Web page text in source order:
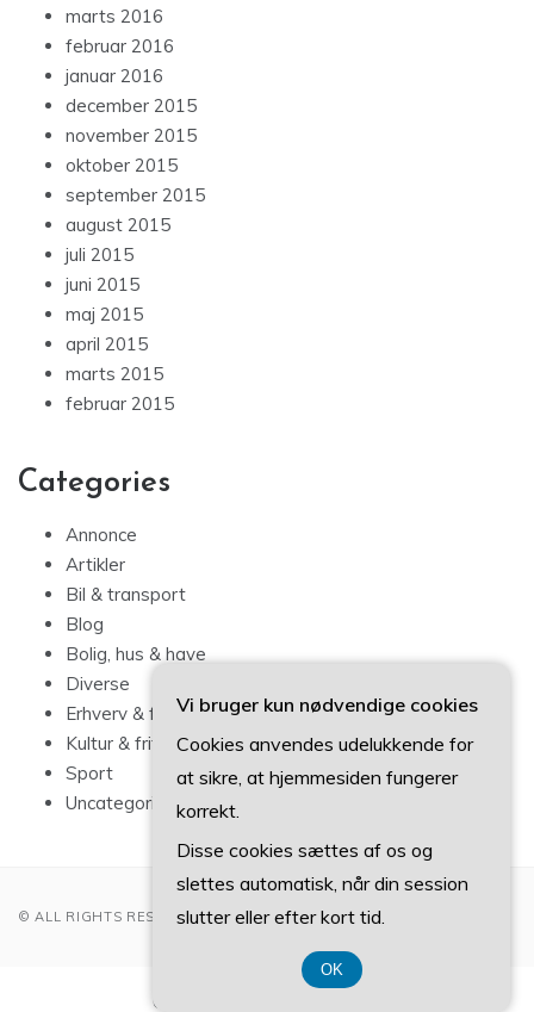
marts 2016
februar 2016
januar 2016
december 2015
november 2015
oktober 2015
september 2015
august 2015
juli 2015
juni 2015
maj 2015
april 2015
marts 2015
februar 2015
Categories
Annonce
Artikler
Bil & transport
Blog
Bolig, hus & have
Diverse
Erhverv & forbrug
Kultur & fritid
Sport
Uncategorized
© ALL RIGHTS RESERVED 2022
CVR-Nummer 374 077 39
Vi bruger kun nødvendige cookies
Cookies anvendes udelukkende for
at sikre, at hjemmesiden fungerer
korrekt.
Disse cookies sættes af os og
slettes automatisk, når din session
slutter eller efter kort tid.
OK